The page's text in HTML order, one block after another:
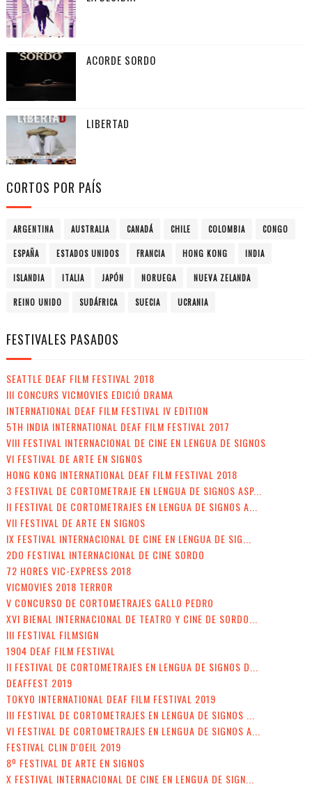
ACORDE SORDO
LIBERTAD
CORTOS POR PAÍS
ARGENTINA AUSTRALIA CANADÁ CHILE COLOMBIA CONGO
ESPAÑA ESTADOS UNIDOS FRANCIA HONG KONG INDIA
ISLANDIA ITALIA JAPÓN NORUEGA NUEVA ZELANDA
REINO UNIDO SUDÁFRICA SUECIA UCRANIA
FESTIVALES PASADOS
SEATTLE DEAF FILM FESTIVAL 2018
III CONCURS VICMOVIES EDICIÓ DRAMA
INTERNATIONAL DEAF FILM FESTIVAL IV EDITION
5TH INDIA INTERNATIONAL DEAF FILM FESTIVAL 2017
VIII FESTIVAL INTERNACIONAL DE CINE EN LENGUA DE SIGNOS
VI FESTIVAL DE ARTE EN SIGNOS
HONG KONG INTERNATIONAL DEAF FILM FESTIVAL 2018
3 FESTIVAL DE CORTOMETRAJE EN LENGUA DE SIGNOS ASP...
II FESTIVAL DE CORTOMETRAJES EN LENGUA DE SIGNOS A...
VII FESTIVAL DE ARTE EN SIGNOS
IX FESTIVAL INTERNACIONAL DE CINE EN LENGUA DE SIG...
2DO FESTIVAL INTERNACIONAL DE CINE SORDO
72 HORES VIC-EXPRESS 2018
VICMOVIES 2018 TERROR
V CONCURSO DE CORTOMETRAJES GALLO PEDRO
XVI BIENAL INTERNACIONAL DE TEATRO Y CINE DE SORDO...
III FESTIVAL FILMSIGN
1904 DEAF FILM FESTIVAL
II FESTIVAL DE CORTOMETRAJES EN LENGUA DE SIGNOS D...
DEAFFEST 2019
TOKYO INTERNATIONAL DEAF FILM FESTIVAL 2019
III FESTIVAL DE CORTOMETRAJES EN LENGUA DE SIGNOS ...
VI FESTIVAL DE CORTOMETRAJES EN LENGUA DE SIGNOS A...
FESTIVAL CLIN D'OEIL 2019
8º FESTIVAL DE ARTE EN SIGNOS
X FESTIVAL INTERNACIONAL DE CINE EN LENGUA DE SIGN...